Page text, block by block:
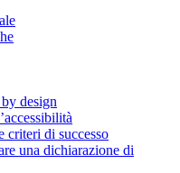
design
criteri di successo
una dichiarazione di